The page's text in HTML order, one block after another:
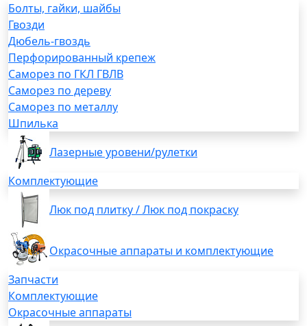
Болты, гайки, шайбы
Гвозди
Дюбель-гвоздь
Перфорированный крепеж
Саморез по ГКЛ ГВЛВ
Саморез по дереву
Саморез по металлу
Шпилька
Лазерные уровени/рулетки
Комплектующие
Люк под плитку / Люк под покраску
Окрасочные аппараты и комплектующие
Запчасти
Комплектующие
Окрасочные аппараты